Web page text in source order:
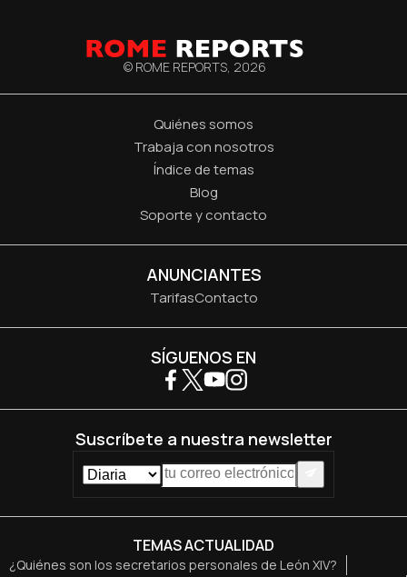
© ROME REPORTS, 2026
Quiénes somos
Trabaja con nosotros
Índice de temas
Blog
Soporte y contacto
ANUNCIANTES
TarifasContacto
TEMAS ACTUALIDAD
¿Quiénes son los secretarios personales de León XIV?
SÍGUENOS EN
Suscríbete a nuestra newsletter